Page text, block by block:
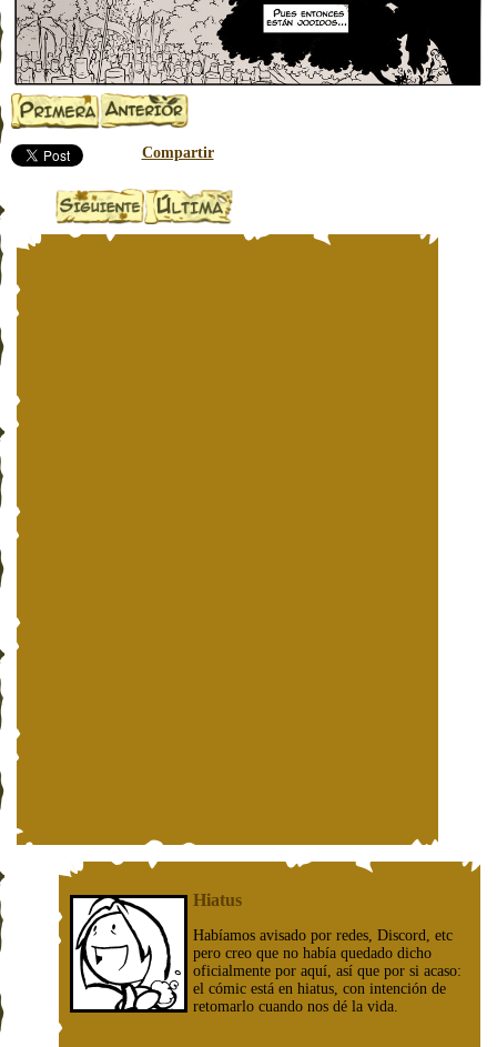
Compartir
Hiatus
Habíamos avisado por redes, Discord, etc
pero creo que no había quedado dicho
oficialmente por aquí, así que por si acaso:
el cómic está en hiatus, con intención de
retomarlo cuando nos dé la vida.